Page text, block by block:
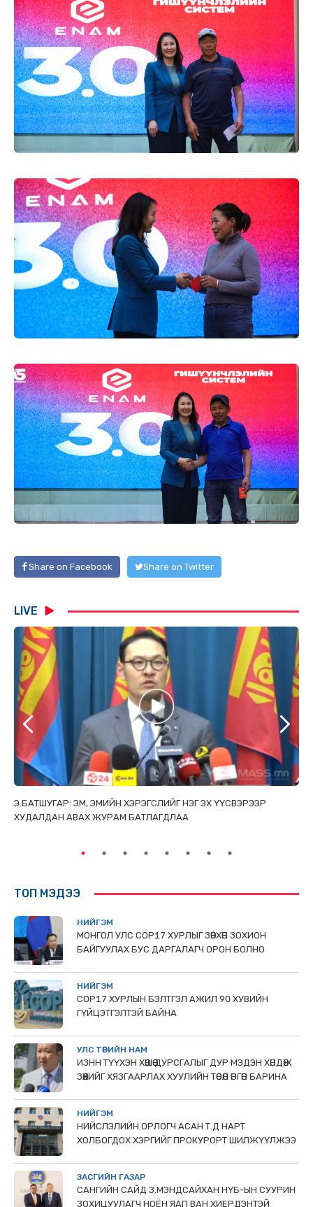
Share on Facebook Share on Twitter
LIVE
Э.БАТШУГАР: ЭМ, ЭМИЙН ХЭРЭГСЛИЙГ НЭГ ЭХ ҮҮСВЭРЭЭР
ХУДАЛДАН АВАХ ЖУРАМ БАТЛАГДЛАА
ТОП МЭДЭЭ
НИЙГЭМ
МОНГОЛ УЛС СОР17 ХУРЛЫГ ЗӨВХӨН ЗОХИОН
БАЙГУУЛАХ БУС ДАРГАЛАГЧ ОРОН БОЛНО
НИЙГЭМ
COP17 ХУРЛЫН БЭЛТГЭЛ АЖИЛ 90 ХУВИЙН
ГҮЙЦЭТГЭЛТЭЙ БАЙНА
УЛС ТӨРИЙН НАМ
ИЗНН ТҮҮХЭН ХӨШӨӨ ДУРСГАЛЫГ ДУР МЭДЭН ХӨНДӨЖ
ЗӨӨХИЙГ ХЯЗГААРЛАХ ХУУЛИЙН ТӨСӨЛ ӨРГӨН БАРИНА
НИЙГЭМ
НИЙСЛЭЛИЙН ОРЛОГЧ АСАН Т.Д НАРТ
ХОЛБОГДОХ ХЭРГИЙГ ПРОКУРОРТ ШИЛЖҮҮЛЖЭЭ
ЗАСГИЙН ГАЗАР
САНГИЙН САЙД З.МЭНДСАЙХАН НҮБ-ЫН СУУРИН
ЗОХИЦУУЛАГЧ НОЁН ЯАП ВАН ХИЕРДЭНТЭЙ